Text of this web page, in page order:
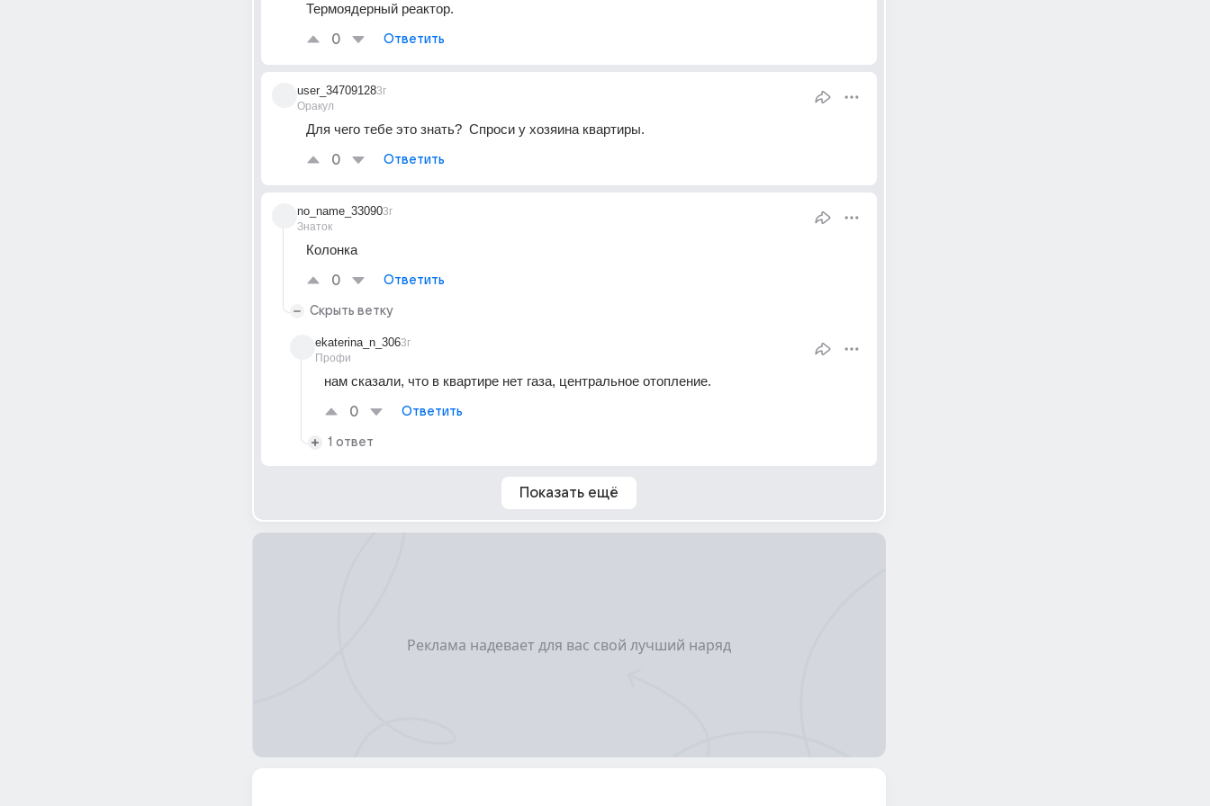
Термоядерный реактор.
0 Ответить
user_34709128
Оракул
3г
Для чего тебе это знать?  Спроси у хозяина квартиры.
0 Ответить
no_name_33090
Знаток
3г
Колонка
0 Ответить
Скрыть ветку
ekaterina_n_306
Профи
3г
нам сказали, что в квартире нет газа, центральное отопление.
0 Ответить
1 ответ
Показать ещё